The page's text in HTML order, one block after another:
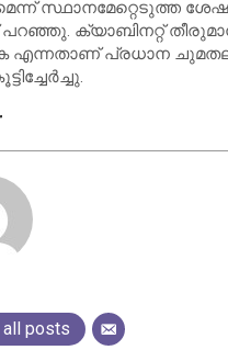
സ്ഥാനമേറ്റെടുത്ത
ക്യാബിനറ്റ്
എന്നതാണ് പ്രധാന
posts